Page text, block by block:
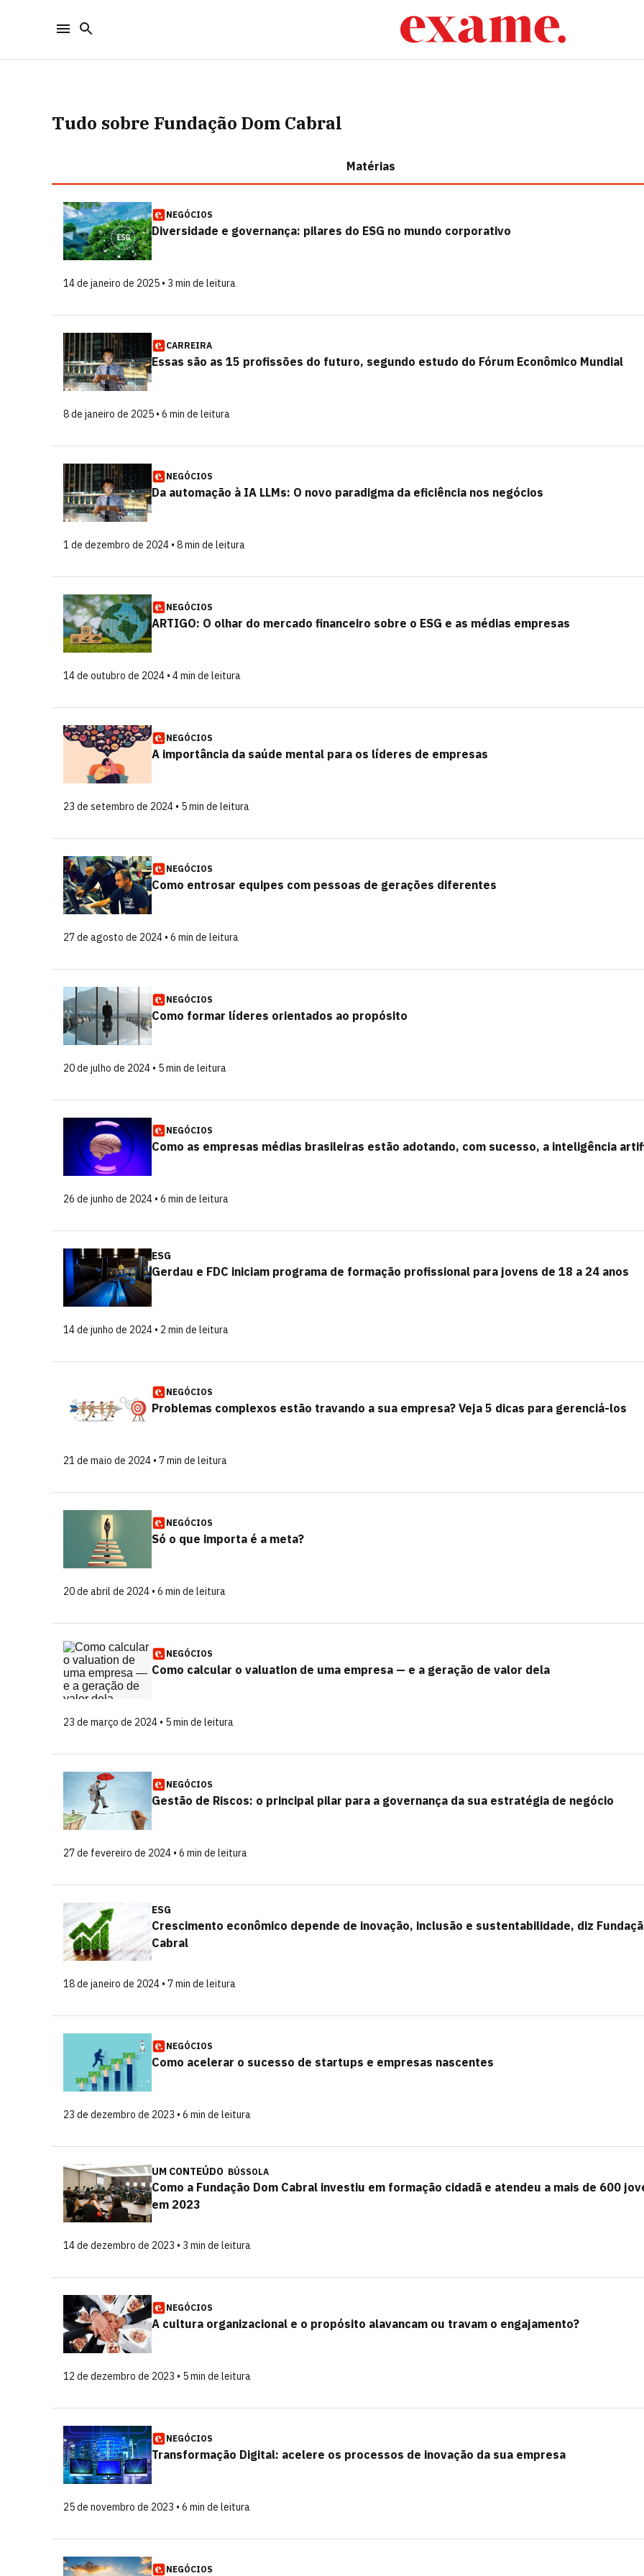
Tudo sobre Fundação Dom Cabral
Matérias
NEGÓCIOS
Diversidade e governança: pilares do ESG no mundo corporativo
14 de janeiro de 2025 • 3 min de leitura
CARREIRA
Essas são as 15 profissões do futuro, segundo estudo do Fórum Econômico Mundial
8 de janeiro de 2025 • 6 min de leitura
NEGÓCIOS
Da automação à IA LLMs: O novo paradigma da eficiência nos negócios
1 de dezembro de 2024 • 8 min de leitura
NEGÓCIOS
ARTIGO: O olhar do mercado financeiro sobre o ESG e as médias empresas
14 de outubro de 2024 • 4 min de leitura
NEGÓCIOS
A importância da saúde mental para os líderes de empresas
23 de setembro de 2024 • 5 min de leitura
NEGÓCIOS
Como entrosar equipes com pessoas de gerações diferentes
27 de agosto de 2024 • 6 min de leitura
NEGÓCIOS
Como formar líderes orientados ao propósito
20 de julho de 2024 • 5 min de leitura
NEGÓCIOS
Como as empresas médias brasileiras estão adotando, com sucesso, a inteligência
26 de junho de 2024 • 6 min de leitura
ESG
Gerdau e FDC iniciam programa de formação profissional para jovens de 18 a 24 anos
14 de junho de 2024 • 2 min de leitura
NEGÓCIOS
Problemas complexos estão travando a sua empresa? Veja 5 dicas para gerenciá-los
21 de maio de 2024 • 7 min de leitura
NEGÓCIOS
Só o que importa é a meta?
20 de abril de 2024 • 6 min de leitura
NEGÓCIOS
Como calcular o valuation de uma empresa — e a geração de valor dela
23 de março de 2024 • 5 min de leitura
NEGÓCIOS
Gestão de Riscos: o principal pilar para a governança da sua estratégia de negócio
27 de fevereiro de 2024 • 6 min de leitura
ESG
Crescimento econômico depende de inovação, inclusão e sustentabilidade, diz
Cabral
18 de janeiro de 2024 • 7 min de leitura
NEGÓCIOS
Como acelerar o sucesso de startups e empresas nascentes
23 de dezembro de 2023 • 6 min de leitura
UM CONTEÚDO BÚSSOLA
Como a Fundação Dom Cabral investiu em formação cidadã e atendeu a mais de 600
em 2023
14 de dezembro de 2023 • 3 min de leitura
NEGÓCIOS
A cultura organizacional e o propósito alavancam ou travam o engajamento?
12 de dezembro de 2023 • 5 min de leitura
NEGÓCIOS
Transformação Digital: acelere os processos de inovação da sua empresa
25 de novembro de 2023 • 6 min de leitura
NEGÓCIOS